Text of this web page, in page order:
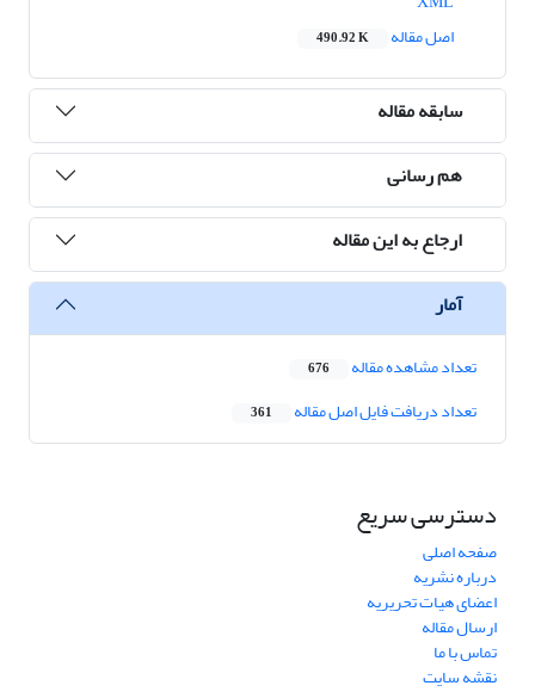
اصل مقاله
490.92 K
سابقه مقاله
هم رسانی
ارجاع به این مقاله
آمار
تعداد مشاهده مقاله 676
تعداد دریافت فایل اصل مقاله 361
دسترسی سریع
صفحه اصلی
درباره نشریه
اعضای هیات تحریریه
ارسال مقاله
تماس با ما
نقشه سایت